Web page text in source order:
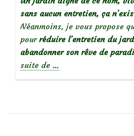
sans aucun entretien, ça
Néanmoins, je vous propose
pour réduire l’entretien du
abandonner son rêve de
suite de
:
…